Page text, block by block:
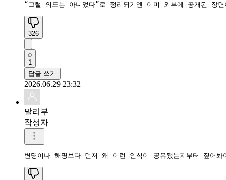
“그럴 의도는 아니었다”로 정리되기엔 이미 외부에 공개된
326
1
답글 쓰기
2026.06.29 23:32
말리부
작성자
변명이나 해명보다 먼저 왜 이런 인식이 공유됐는지부터 짚